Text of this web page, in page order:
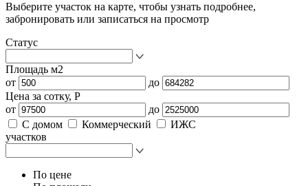
Выберите участок на карте, чтобы узнать подробнее,
забронировать или записаться на просмотр
Статус
Площадь м2
от
до
Цена за сотку, Р
от
до
С домом
Коммерческий
ИЖС
участков
По цене